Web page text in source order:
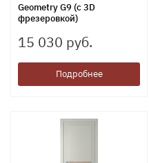
Geometry G9 (с 3D
фрезеровкой)
15 030 руб.
Подробнее